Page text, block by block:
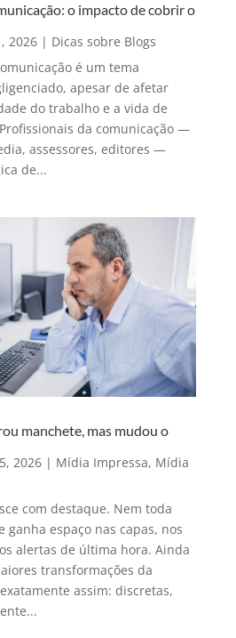
o impacto de cobrir o
2026| Dicas sobre Blogs
é um tema
apesar de afetar
do trabalho e a vida de
da comunicação —
assessores, editores —
de...
manchete, mas mudou o
2026| Mídia Impressa, Mídia
com destaque. Nem toda
ganha espaço nas capas, nos
alertas de última hora. Ainda
transformações da
assim: discretas,